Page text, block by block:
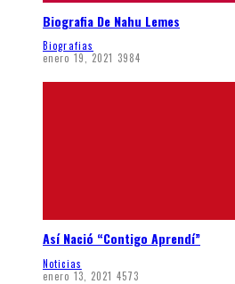
Biografia De Nahu Lemes
Biografias
enero 19, 2021 3984
Así Nació “Contigo Aprendí”
Noticias
enero 13, 2021 4573